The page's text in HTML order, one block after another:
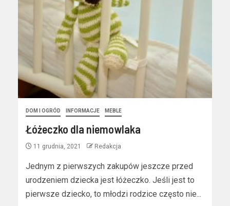
DOM I OGRÓD INFORMACJE MEBLE
Łóżeczko dla niemowlaka
11 grudnia, 2021 Redakcja
Jednym z pierwszych zakupów jeszcze przed
urodzeniem dziecka jest łóżeczko. Jeśli jest to
pierwsze dziecko, to młodzi rodzice często nie...